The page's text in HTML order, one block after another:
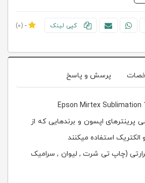
کپی لینک -
(0)
پرسش و پاسخ
پرینترهای اپسون و برندهایی که از
الکتریک استفاده میکنند
(چاپ تی شرت , لیوان , سرامیک